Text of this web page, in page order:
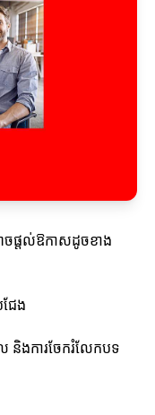
ផ្តល់ឱកាសដូចខាង
ែង
និងការចែករំលែកបទ